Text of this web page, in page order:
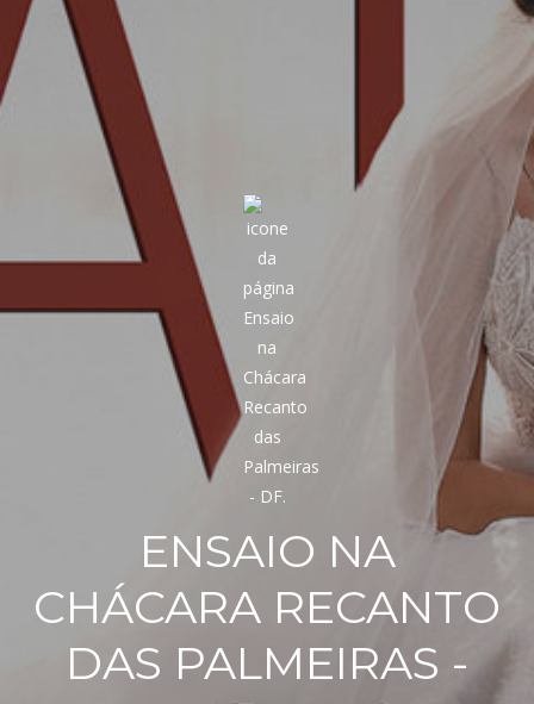
ENSAIO NA
CHÁCARA RECANTO
DAS PALMEIRAS -